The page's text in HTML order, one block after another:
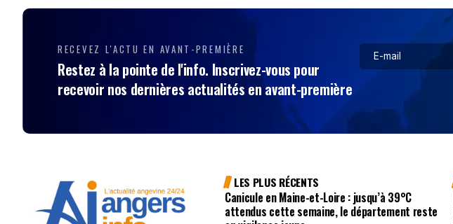
RECEVEZ L'ACTU EN AVANT-PREMIÈRE
Restez à la pointe de l'info. Inscrivez-vous pour
recevoir nos dernières actualités en avant-première
LES PLUS RÉCENTS
Canicule en Maine-et-Loire : jusqu’à 39°C
attendus cette semaine, le département reste